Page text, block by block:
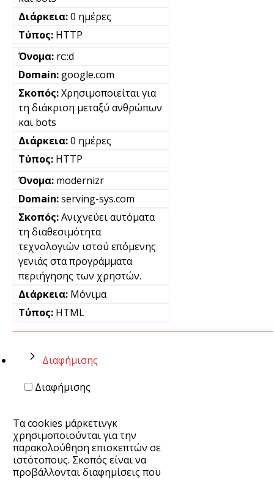
0 ημέρες
HTTP
rc::d
google.com
Χρησιμοποιείται για
τη διάκριση μεταξύ ανθρώπων
και bots
0 ημέρες
HTTP
modernizr
serving-sys.com
Ανιχνεύει αυτόματα
τη διαθεσιμότητα
τεχνολογιών ιστού επόμενης
γενιάς στα προγράμματα
περιήγησης των χρηστών.
Μόνιμα
HTML
Διαφήμισης
Διαφήμισης
Τα cookies μάρκετινγκ
χρησιμοποιούνται για την
παρακολούθηση επισκεπτών σε
ιστότοπους. Σκοπός είναι να
προβάλλονται διαφημίσεις που